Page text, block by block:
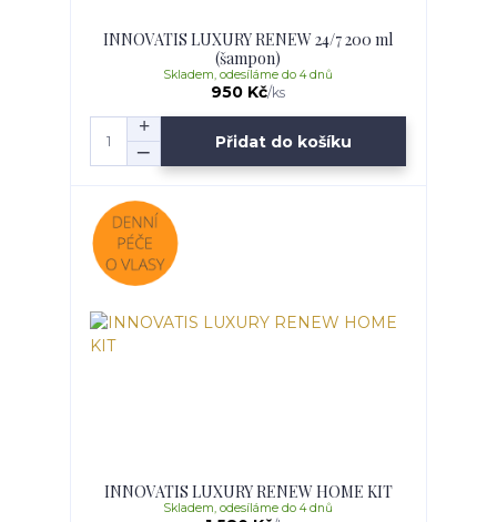
INNOVATIS LUXURY RENEW 24/7 200 ml
(šampon)
950 Kč/ks
Skladem, odesíláme do 4 dnů
Přidat do košíku
INNOVATIS LUXURY RENEW HOME KIT
Skladem, odesíláme do 4 dnů